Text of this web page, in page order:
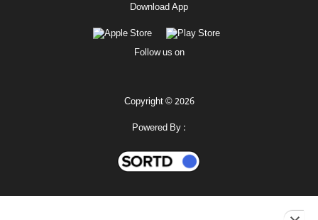
Download App
Follow us on
Copyright © 2026
Powered By :